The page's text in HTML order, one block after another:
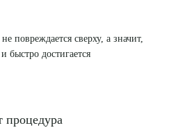
повреждается сверху, а значит,
быстро достигается
процедура